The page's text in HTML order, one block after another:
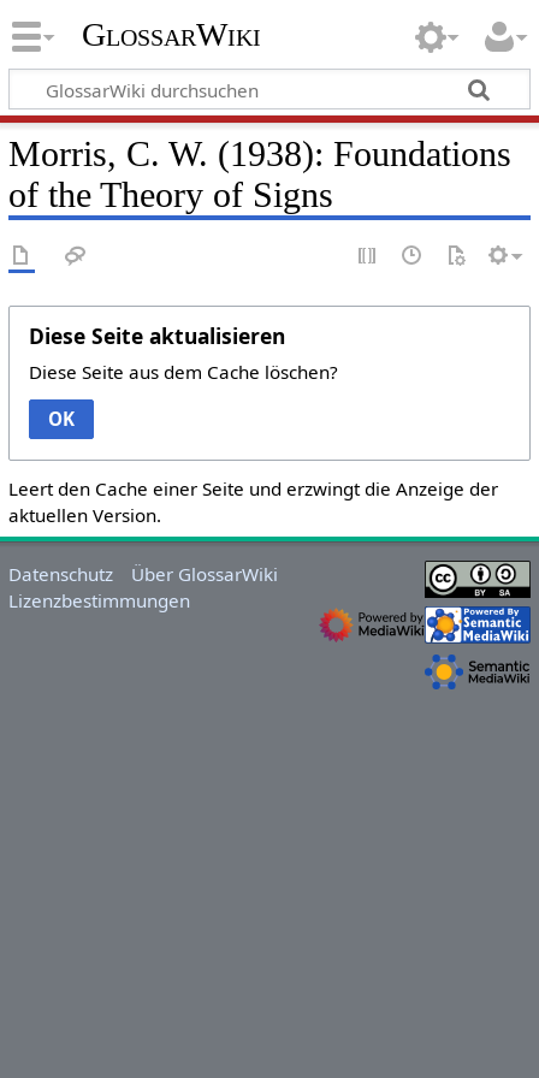
GlossarWiki
Morris, C. W. (1938): Foundations
of the Theory of Signs
Diese Seite aktualisieren
Diese Seite aus dem Cache löschen?
OK
Leert den Cache einer Seite und erzwingt die Anzeige der
aktuellen Version.
Datenschutz
Über GlossarWiki
Lizenzbestimmungen